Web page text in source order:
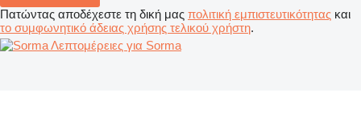
Πατώντας αποδέχεστε τη δική μας πολιτική εμπιστευτικότητας και
το συμφωνητικό άδειας χρήσης τελικού χρήστη.
Λεπτομέρειες για Sorma